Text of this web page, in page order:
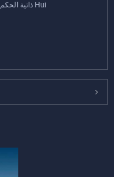
Hui ذاتية الحكم، مدينة Cangzhou، مقاطعة Hebei، الصين